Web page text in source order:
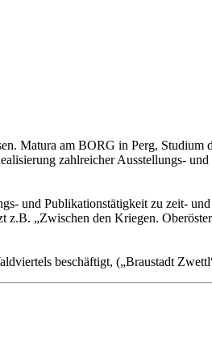
Matura am BORG in Perg,
zahlreicher Ausstellungs-
und Publikationstätigkeit zu zeit-
z.B. „Zwischen den Kriegen.
beschäftigt, („Braustadt